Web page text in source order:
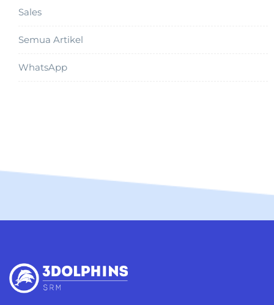
Sales
Semua Artikel
WhatsApp